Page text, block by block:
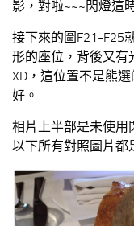
影，對啦~~~閃燈這
接下來的圖F21-F25
形的座位，背後又
XD，這位置不是熊
好。
相片上半部是未使用
以下所有對照圖片都